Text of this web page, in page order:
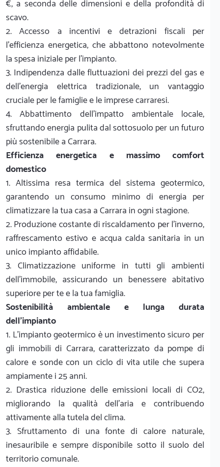
€, a seconda delle dimensioni e della profondità di
scavo.
2. Accesso a incentivi e detrazioni fiscali per
l'efficienza energetica, che abbattono notevolmente
la spesa iniziale per l'impianto.
3. Indipendenza dalle fluttuazioni dei prezzi del gas e
dell'energia elettrica tradizionale, un vantaggio
cruciale per le famiglie e le imprese carraresi.
4. Abbattimento dell'impatto ambientale locale,
sfruttando energia pulita dal sottosuolo per un futuro
più sostenibile a Carrara.
Efficienza energetica e massimo comfort
domestico
1. Altissima resa termica del sistema geotermico,
garantendo un consumo minimo di energia per
climatizzare la tua casa a Carrara in ogni stagione.
2. Produzione costante di riscaldamento per l'inverno,
raffrescamento estivo e acqua calda sanitaria in un
unico impianto affidabile.
3. Climatizzazione uniforme in tutti gli ambienti
dell'immobile, assicurando un benessere abitativo
superiore per te e la tua famiglia.
Sostenibilità ambientale e lunga durata
dell'impianto
1. L'impianto geotermico è un investimento sicuro per
gli immobili di Carrara, caratterizzato da pompe di
calore e sonde con un ciclo di vita utile che supera
ampiamente i 25 anni.
2. Drastica riduzione delle emissioni locali di CO2,
migliorando la qualità dell'aria e contribuendo
attivamente alla tutela del clima.
3. Sfruttamento di una fonte di calore naturale,
inesauribile e sempre disponibile sotto il suolo del
territorio comunale.